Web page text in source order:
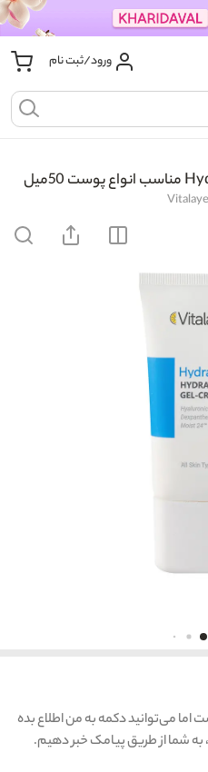
ورود/ثبت نام
می‌توانید دکمه به من اطلاع بده
شما از طریق پیامک خبر دهیم.